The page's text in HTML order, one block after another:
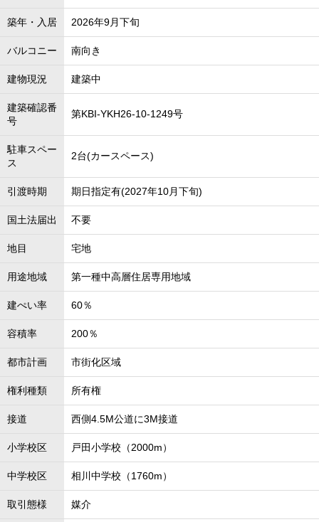
築年・入居 2026年9月下旬
バルコニー 南向き
建物現況 建築中
建築確認番
号
第KBI-YKH26-10-1249号
駐車スペー
ス
2台(カースペース)
引渡時期 期日指定有(2027年10月下旬)
国土法届出 不要
地目 宅地
用途地域 第一種中高層住居専用地域
建ぺい率 60％
容積率 200％
都市計画 市街化区域
権利種類 所有権
接道 西側4.5M公道に3M接道
小学校区 戸田小学校（2000m）
中学校区 相川中学校（1760m）
取引態様 媒介